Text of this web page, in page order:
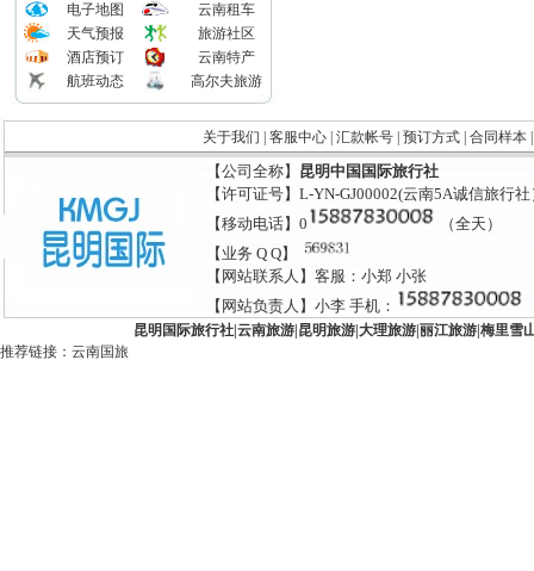
电子地图
云南租车
天气预报
旅游社区
酒店预订
云南特产
航班动态
高尔夫旅游
关于我们 客服中心| 汇款帐号| 预订方式| 合同样本
【公司全称】 昆明中国国际旅行社
【许可证号】L-YN-GJ00002(云南5A诚信旅行社
【移动电话】0
（全天）
【业务 Q Q】
【网站联系人】客服：小郑 小张
【网站负责人】小李 手机：
昆明国际旅行社| 云南旅游| 昆明旅游| 大理旅游| 丽江旅游| 梅里雪
推荐链接： 云南国旅